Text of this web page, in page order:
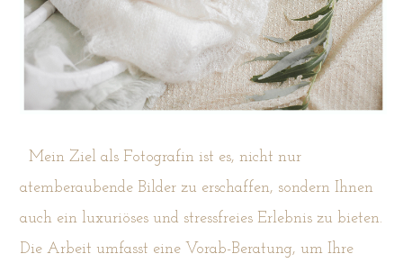
Mein Ziel als Fotografin ist es, nicht nur
atemberaubende Bilder zu erschaffen, sondern Ihnen
auch ein luxuriöses und stressfreies Erlebnis zu bieten.
Die Arbeit umfasst eine Vorab-Beratung, um Ihre